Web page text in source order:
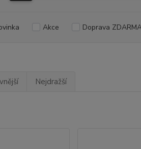
Akce Doprava
Nejdražší